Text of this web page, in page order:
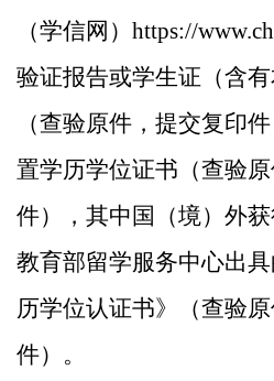
（学信网） https://
验证报告或学生证（含有
（查验原件，提交复印
置学历学位证书（查验
件），其中国（境）外
教育部留学服务中心出
历学位认证书》（查验
件）。